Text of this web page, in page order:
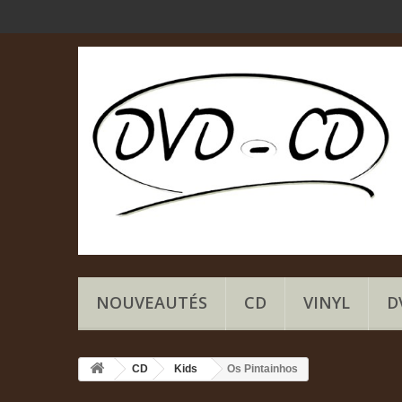
NOUVEAUTÉS CD VINYL
CD Kids Os Pintainhos